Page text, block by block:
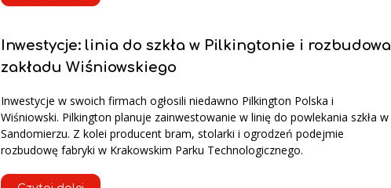
Inwestycje: linia do szkła w Pilkingtonie i rozbudowa
zakładu Wiśniowskiego
Inwestycje w swoich firmach ogłosili niedawno Pilkington Polska i
Wiśniowski. Pilkington planuje zainwestowanie w linię do powlekania szkła w
Sandomierzu. Z kolei producent bram, stolarki i ogrodzeń podejmie
rozbudowę fabryki w Krakowskim Parku Technologicznego.